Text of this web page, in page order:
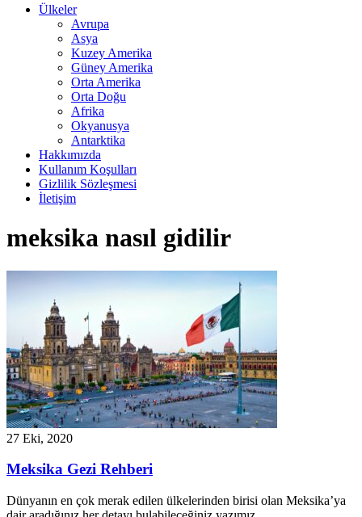
Ülkeler
Avrupa
Asya
Kuzey Amerika
Güney Amerika
Orta Amerika
Orta Doğu
Afrika
Okyanusya
Antarktika
Hakkımızda
Kullanım Koşulları
Gizlilik Sözleşmesi
İletişim
meksika nasıl gidilir
27 Eki, 2020
Meksika Gezi Rehberi
Dünyanın en çok merak edilen ülkelerinden birisi olan Meksika’ya